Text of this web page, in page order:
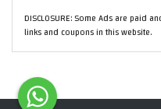
DISCLOSURE: Some Ads are paid
links and coupons in this website.